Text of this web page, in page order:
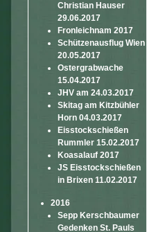
Christian Hauser
29.06.2017
Fronleichnam 2017
Schützenausflug Wien
20.05.2017
Ostergrabwache
15.04.2017
JHV am 24.03.2017
Skitag am Kitzbühler
Horn 04.03.2017
Eisstockschießen
Rummler 15.02.2017
Koasalauf 2017
JS Eisstockschießen
in Brixen 11.02.2017
2016
Sepp Kerschbaumer
Gedenken St. Pauls